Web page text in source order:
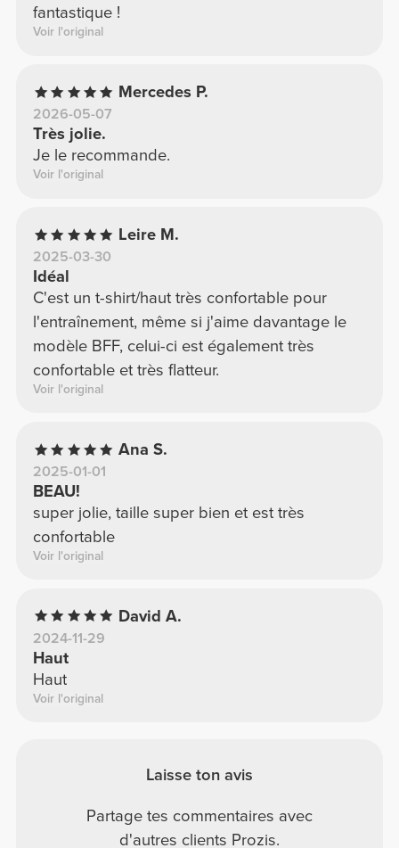
fantastique !
Voir l'original
Mercedes P.
2026-05-07
Très jolie.
Je le recommande.
Voir l'original
Leire M.
2025-03-30
Idéal
C'est un t-shirt/haut très confortable pour
l'entraînement, même si j'aime davantage le
modèle BFF, celui-ci est également très
confortable et très flatteur.
Voir l'original
Ana S.
2025-01-01
BEAU!
super jolie, taille super bien et est très
confortable
Voir l'original
David A.
2024-11-29
Haut
Haut
Voir l'original
Laisse ton avis
Partage tes commentaires avec
d'autres clients Prozis.